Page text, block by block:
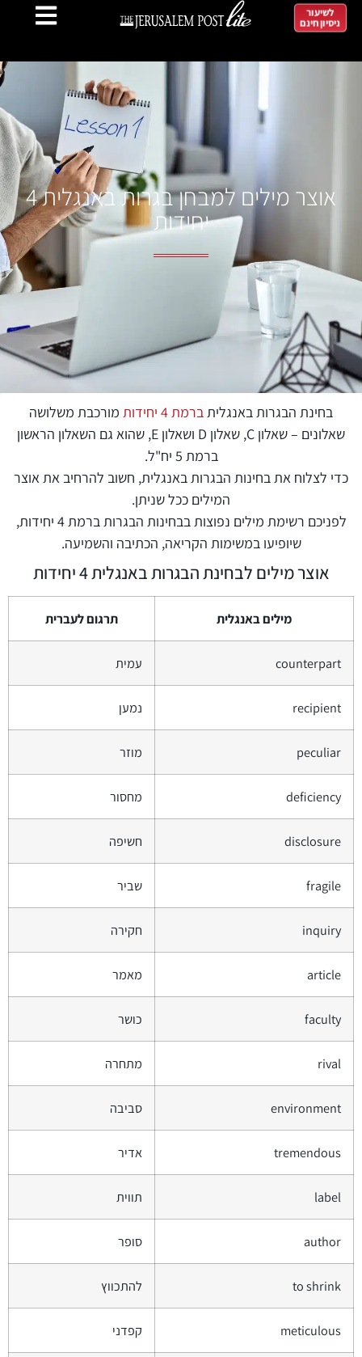
לשיעור
ניסיון חינם
אוצר מילים למבחן בגרות באנגלית 4
יחידות
בחינת הבגרות באנגליתברמת 4 יחידות
מורכבת משלושה
שאלונים – שאלון C, שאלון D ושאלון E, שהוא גם השאלון הראשון
ברמת 5 יח"ל.
כדי לצלוח את בחינות הבגרות באנגלית, חשוב להרחיב את אוצר
המילים ככל שניתן.
לפניכם רשימת מילים נפוצות בבחינות הבגרות ברמת 4 יחידות,
שיופיעו במשימות הקריאה, הכתיבה והשמיעה.
אוצר מילים לבחינת הבגרות באנגלית 4 יחידות
מילים באנגלית תרגום לעברית
counterpart עמית
recipient נמען
peculiar מוזר
deficiency מחסור
disclosure חשיפה
fragile שביר
inquiry חקירה
article מאמר
faculty כושר
rival מתחרה
environment סביבה
tremendous אדיר
label תווית
author סופר
to shrink להתכווץ
meticulous קפדני